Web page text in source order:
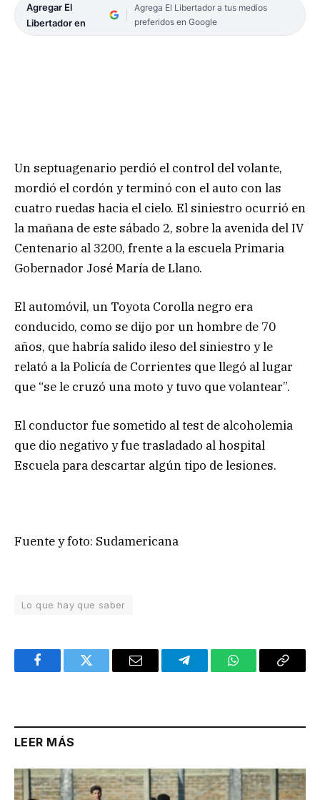
Agregar El
Libertador en
Agrega El Libertador a tus medios
preferidos en Google
Un septuagenario perdió el control del volante,
mordió el cordón y terminó con el auto con las
cuatro ruedas hacia el cielo. El siniestro ocurrió en
la mañana de este sábado 2, sobre la avenida del IV
Centenario al 3200, frente a la escuela Primaria
Gobernador José María de Llano.
El automóvil, un Toyota Corolla negro era
conducido, como se dijo por un hombre de 70
años, que habría salido ileso del siniestro y le
relató a la Policía de Corrientes que llegó al lugar
que “se le cruzó una moto y tuvo que volantear”.
El conductor fue sometido al test de alcoholemia
que dio negativo y fue trasladado al hospital
Escuela para descartar algún tipo de lesiones.
Fuente y foto: Sudamericana
Lo que hay que saber
FacebookTwitter Email TelegramWhatsAppCopy
LEER MÁS